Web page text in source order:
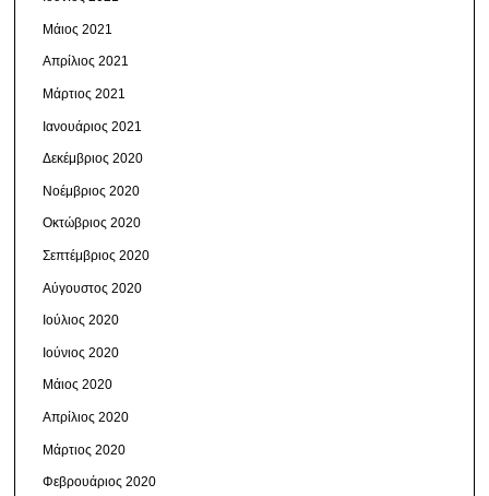
Μάιος 2021
Απρίλιος 2021
Μάρτιος 2021
Ιανουάριος 2021
Δεκέμβριος 2020
Νοέμβριος 2020
Οκτώβριος 2020
Σεπτέμβριος 2020
Αύγουστος 2020
Ιούλιος 2020
Ιούνιος 2020
Μάιος 2020
Απρίλιος 2020
Μάρτιος 2020
Φεβρουάριος 2020